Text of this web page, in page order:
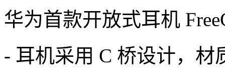
华为首款开放式耳机
- 耳机采用 C 桥设计，